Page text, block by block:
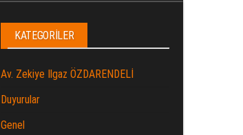
KATEGORILER
Av. Zekiye Ilgaz ÖZDARENDELİ
Duyurular
Genel